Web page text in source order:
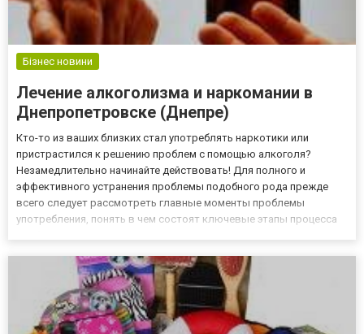
Бізнес новини
Лечение алкоголизма и наркомании в
Днепропетровске (Днепре)
Кто-то из ваших близких стал употреблять наркотики или
пристрастился к решению проблем с помощью алкоголя?
Незамедлительно начинайте действовать! Для полного и
эффективного устранения проблемы подобного рода прежде
всего следует рассмотреть главные моменты проблемы
употребления, понять в чем состоят ключевые этапы процесса
наркозависимых и алкоголиков?2....